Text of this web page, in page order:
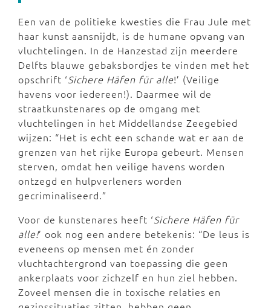
Een van de politieke kwesties die Frau Jule met
haar kunst aansnijdt, is de humane opvang van
vluchtelingen. In de Hanzestad zijn meerdere
Delfts blauwe gebaksbordjes te vinden met het
opschrift ‘Sichere Häfen für alle!’ (Veilige
havens voor iedereen!). Daarmee wil de
straatkunstenares op de omgang met
vluchtelingen in het Middellandse Zeegebied
wijzen: “Het is echt een schande wat er aan de
grenzen van het rijke Europa gebeurt. Mensen
sterven, omdat hen veilige havens worden
ontzegd en hulpverleners worden
gecriminaliseerd.”
Voor de kunstenares heeft ‘Sichere Häfen für
alle!’ ook nog een andere betekenis: “De leus is
eveneens op mensen met én zonder
vluchtachtergrond van toepassing die geen
ankerplaats voor zichzelf en hun ziel hebben.
Zoveel mensen die in toxische relaties en